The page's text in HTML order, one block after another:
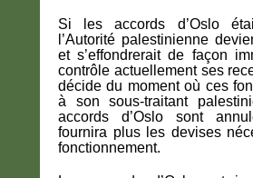
Si les accords d’Oslo
l’Autorité palestinienne
et s’effondrerait de façon
contrôle actuellement ses
décide du moment où ces
à son sous-traitant
accords d’Oslo sont
fournira plus les devises
fonctionnement.